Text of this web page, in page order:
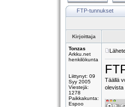
FTP-tunnukset
Kirjoittaja
Tonzas
Arkku.net
henkilökunta
Liittynyt: 09
Syy 2005
Viestejä:
1278
Paikkakunta:
Espoo
Täällä
olevista